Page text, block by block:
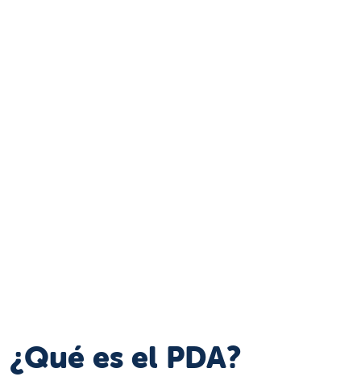
¿Qué es el PDA?